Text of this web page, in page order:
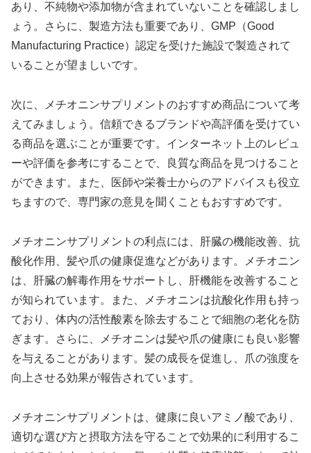
あり、不純物や添加物が含まれていないことを確認しまし
ょう。さらに、製造方法も重要であり、GMP（Good
Manufacturing Practice）認定を受けた施設で製造されて
いることが望ましいです。
次に、メチオニンサプリメントのおすすめ商品について考
えてみましょう。信頼できるブランドや高評価を受けてい
る商品を選ぶことが重要です。インターネット上のレビュ
ーや評価を参考にすることで、良質な商品を見つけること
ができます。また、医師や栄養士からのアドバイスも役立
ちますので、専門家の意見を聞くこともおすすめです。
メチオニンサプリメントの利点には、肝臓の機能改善、抗
酸化作用、髪や爪の健康促進などがあります。メチオニン
は、肝臓の解毒作用をサポートし、肝機能を改善すること
が知られています。また、メチオニンは抗酸化作用も持っ
ており、体内の活性酸素を除去することで細胞の老化を防
ぎます。さらに、メチオニンは髪や爪の健康にも良い影響
を与えることがあります。髪の成長を促進し、爪の強度を
向上させる効果が報告されています。
メチオニンサプリメントは、健康に良いアミノ酸であり、
適切な選び方と摂取方法を守ることで効果的に利用するこ